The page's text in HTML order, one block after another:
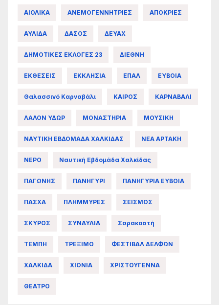
ΑΙΟΛΙΚΑ ΑΝΕΜΟΓΕΝΝΗΤΡΙΕΣ ΑΠΟΚΡΙΕΣ
ΑΥΛΙΔΑ ΔΑΣΟΣ ΔΕΥΑΧ
ΔΗΜΟΤΙΚΕΣ ΕΚΛΟΓΕΣ 23 ΔΙΕΘΝΗ
ΕΚΘΕΣΕΙΣ ΕΚΚΛΗΣΙΑ ΕΠΑΛ ΕΥΒΟΙΑ
Θαλασσινό Καρναβάλι ΚΑΙΡΟΣ ΚΑΡΝΑΒΑΛΙ
ΛΑΛΟΝ ΥΔΩΡ ΜΟΝΑΣΤΗΡΙΑ ΜΟΥΣΙΚΗ
ΝΑΥΤΙΚΗ ΕΒΔΟΜΑΔΑ ΧΑΛΚΙΔΑΣ ΝΕΑ ΑΡΤΑΚΗ
ΝΕΡΟ Ναυτική Εβδομάδα Χαλκίδας
ΠΑΓΩΝΗΣ ΠΑΝΗΓΥΡΙ ΠΑΝΗΓΥΡΙΑ ΕΥΒΟΙΑ
ΠΑΣΧΑ ΠΛΗΜΜΥΡΕΣ ΣΕΙΣΜΟΣ
ΣΚΥΡΟΣ ΣΥΝΑΥΛΙΑ Σαρακοστή
ΤΕΜΠΗ ΤΡΕΞΙΜΟ ΦΕΣΤΙΒΑΛ ΔΕΛΦΩΝ
ΧΑΛΚΙΔΑ ΧΙΟΝΙΑ ΧΡΙΣΤΟΥΓΕΝΝΑ
ΘΕΑΤΡΟ